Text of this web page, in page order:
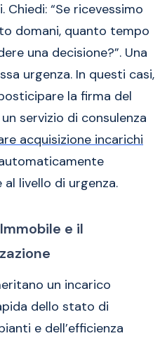
“Se ricevessimo
domani, quanto tempo
una decisione?”. Una
urgenza. In questi casi,
la firma del
servizio di consulenza
acquisizione incarichi
livello di urgenza.
e il
un incarico
dello stato di
e dell’efficienza